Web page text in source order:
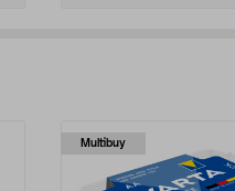
Multibuy